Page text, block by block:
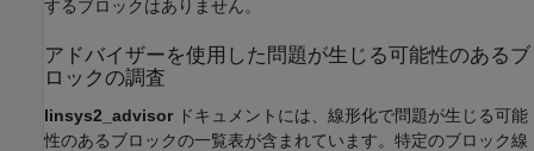
するブロックはありません。
アドバイザーを使用した問題が生じる可能性のあるブ
ロックの調査
linsys2_advisor ドキュメントには、線形化で問題が生じる可能
性のあるブロックの一覧表が含まれています。特定のブロック線